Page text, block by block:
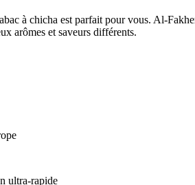
à chicha est parfait pour vous. Al-
arômes et saveurs différents.
ultra-rapide